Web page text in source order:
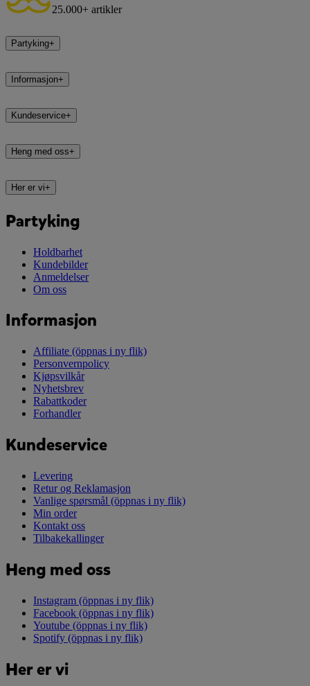
25.000+ artikler
Partyking+
Informasjon+
Kundeservice+
Heng med oss+
Her er vi+
Partyking
Holdbarhet
Kundebilder
Anmeldelser
Om oss
Informasjon
Affiliate (öppnas i ny flik)
Personvernpolicy
Kjøpsvilkår
Nyhetsbrev
Rabattkoder
Forhandler
Kundeservice
Levering
Retur og Reklamasjon
Vanlige spørsmål (öppnas i ny flik)
Min order
Kontakt oss
Tilbakekallinger
Heng med oss
Instagram (öppnas i ny flik)
Facebook (öppnas i ny flik)
Youtube (öppnas i ny flik)
Spotify (öppnas i ny flik)
Her er vi